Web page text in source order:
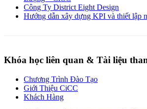
Công Ty District Eight Design
Hướng dẫn xây dựng KPI và thiết lập
Khóa học liên quan & Tài liệu
Chương Trình Đào Tạo
Giới Thiệu CiCC
Khách Hàng